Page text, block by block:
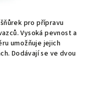
pro přípravu
Vysoká pevnost a
umožňuje jejich
Dodávají se ve dvou